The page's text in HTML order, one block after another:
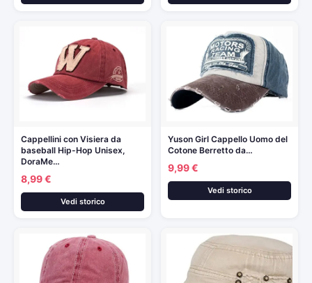
Cappellini con Visiera da
baseball Hip-Hop Unisex,
DoraMe…
8,99 €
Vedi storico
Yuson Girl Cappello Uomo del
Cotone Berretto da…
9,99 €
Vedi storico